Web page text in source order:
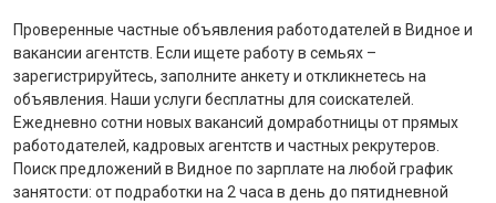
Проверенные частные объявления работодателей в Видное и
вакансии агентств. Если ищете работу в семьях –
зарегистрируйтесь, заполните анкету и откликнетесь на
объявления. Наши услуги бесплатны для соискателей.
Ежедневно сотни новых вакансий домработницы от прямых
работодателей, кадровых агентств и частных рекрутеров.
Поиск предложений в Видное по зарплате на любой график
занятости: от подработки на 2 часа в день до пятидневной